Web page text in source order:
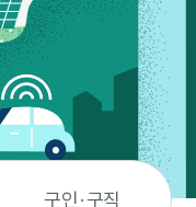
구인·구직